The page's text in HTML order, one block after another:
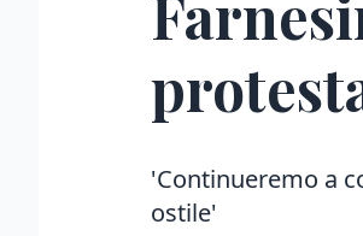
'Continueremo a
ostile'